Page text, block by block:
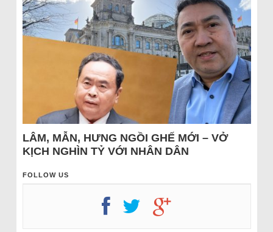
LÂM, MẪN, HƯNG NGỒI GHẾ MỚI – VỞ
KỊCH NGHÌN TỶ VỚI NHÂN DÂN
FOLLOW US